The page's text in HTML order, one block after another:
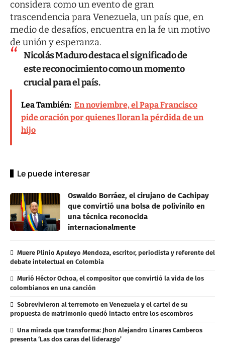
considera como un evento de gran
trascendencia para Venezuela, un país que, en
medio de desafíos, encuentra en la fe un motivo
de unión y esperanza.
Nicolás Maduro destaca el significado de
este reconocimiento como un momento
crucial para el país.
Lea También: En noviembre, el Papa Francisco
pide oración por quienes lloran la pérdida de un
hijo
Le puede interesar
Oswaldo Borráez, el cirujano de Cachipay
que convirtió una bolsa de polivinilo en
una técnica reconocida
internacionalmente
Muere Plinio Apuleyo Mendoza, escritor, periodista y referente del
debate intelectual en Colombia
Murió Héctor Ochoa, el compositor que convirtió la vida de los
colombianos en una canción
Sobrevivieron al terremoto en Venezuela y el cartel de su
propuesta de matrimonio quedó intacto entre los escombros
Una mirada que transforma: Jhon Alejandro Linares Camberos
presenta ‘Las dos caras del liderazgo’